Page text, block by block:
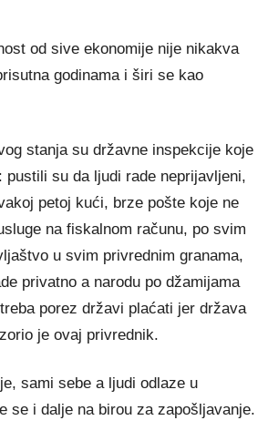
od sive ekonomije nije nikakva
godinama i širi se kao
stanja su državne inspekcije koje
pustili su da ljudi rade neprijavljeni,
petoj kući, brze pošte koje ne
na fiskalnom računu, po svim
u svim privrednim granama,
privatno a narodu po džamijama
porez državi plaćati jer država
je ovaj privrednik.
sami sebe a ljudi odlaze u
se i dalje na birou za zapošljavanje.